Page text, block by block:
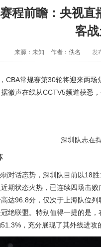
程前瞻：央视
客
来源：未知 作者：佚名 发
CBA常规赛第30轮将迎来两
徽声在线从CCTV5频道获悉
深圳队志在
对话态势，深圳队目前以18
期状态火热，已连续四场击
达96.8分，仅次于上海队位
绝联盟。特别值得一提的是
，充分展现了其外线进攻